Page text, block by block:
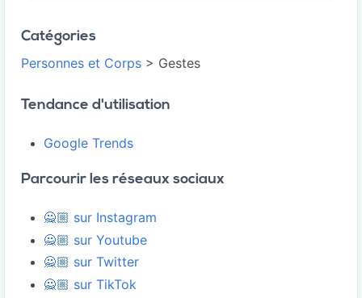
Catégories
Personnes et Corps > Gestes
Tendance d'utilisation
Google Trends
Parcourir les réseaux sociaux
🙅🏼 sur Instagram
🙅🏼 sur Youtube
🙅🏼 sur Twitter
🙅🏼 sur TikTok